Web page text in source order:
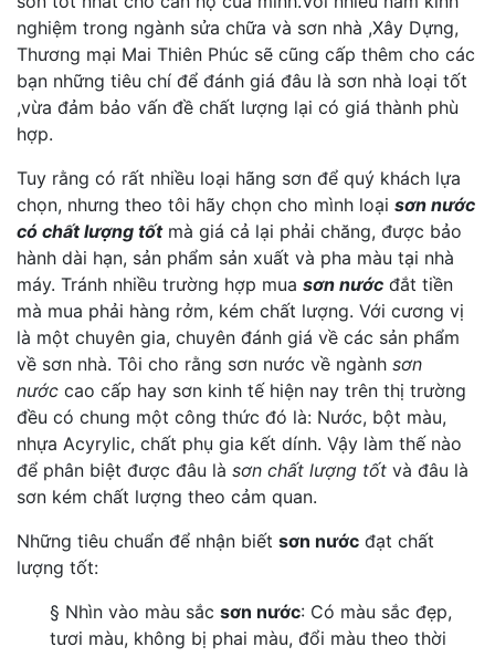
nghiệm trong ngành sửa chữa và sơn nhà ,Xây Dựng,
Thương mại Mai Thiên Phúc sẽ cũng cấp thêm cho các
bạn những tiêu chí để đánh giá đâu là sơn nhà loại tốt
,vừa đảm bảo vấn đề chất lượng lại có giá thành phù
hợp.
Tuy rằng có rất nhiều loại hãng sơn để quý khách lựa
chọn, nhưng theo tôi hãy chọn cho mình loại sơn nước
có chất lượng tốtmà giá cả lại phải chăng, được bảo
hành dài hạn, sản phẩm sản xuất và pha màu tại nhà
máy. Tránh nhiều trường hợp mua sơn nước đắt tiền
mà mua phải hàng rởm, kém chất lượng. Với cương vị
là một chuyên gia, chuyên đánh giá về các sản phẩm
về sơn nhà. Tôi cho rằng sơn nước về ngành sơn
nước cao cấp hay sơn kinh tế hiện nay trên thị trường
đều có chung một công thức đó là: Nước, bột màu,
nhựa Acyrylic, chất phụ gia kết dính. Vậy làm thế nào
để phân biệt được đâu là sơn chất lượng tốt và đâu là
sơn kém chất lượng theo cảm quan.
Những tiêu chuẩn để nhận biết sơn nước đạt chất
lượng tốt:
§ Nhìn vào màu sắc sơn nước: Có màu sắc đẹp,
tươi màu, không bị phai màu, đổi màu theo thời